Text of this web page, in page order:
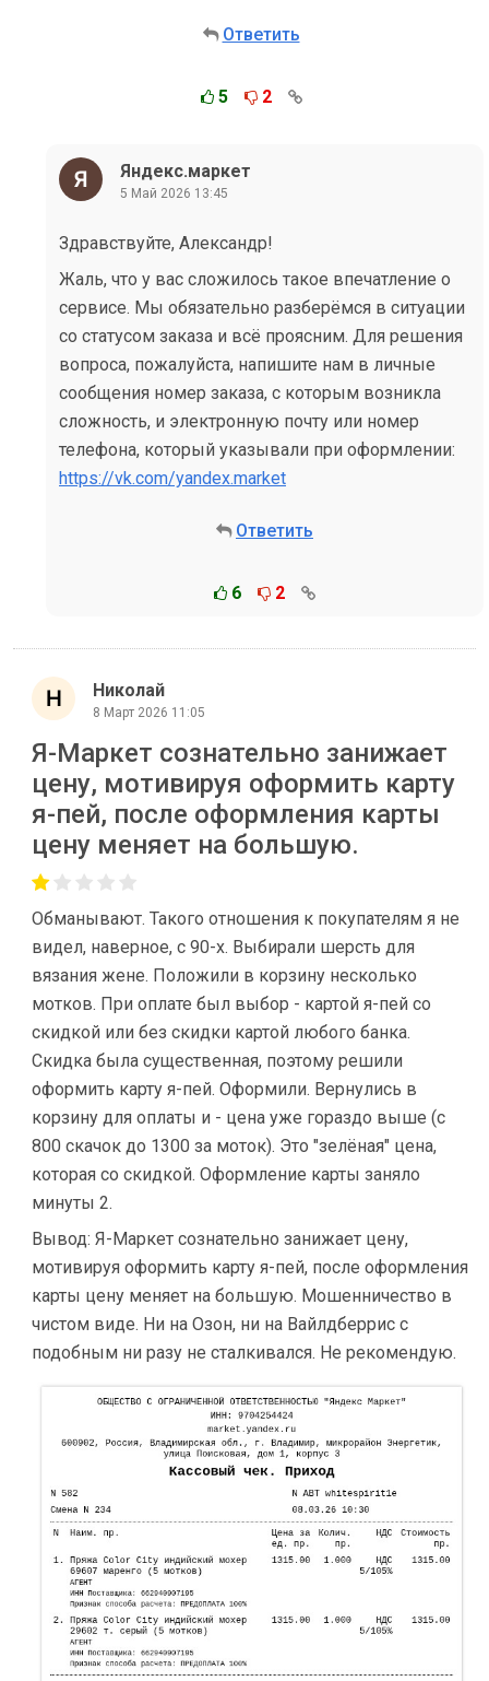
Ответить
5 2
Яндекс.маркет
5 Май 2026 13:45
Здравствуйте, Александр!
Жаль, что у вас сложилось такое впечатление о
сервисе. Мы обязательно разберёмся в ситуации
со статусом заказа и всё проясним. Для решения
вопроса, пожалуйста, напишите нам в личные
сообщения номер заказа, с которым возникла
сложность, и электронную почту или номер
телефона, который указывали при оформлении:
https://vk.com/yandex.market
Ответить
6 2
Николай
8 Март 2026 11:05
Я-Маркет сознательно занижает
цену, мотивируя оформить карту
я-пей, после оформления карты
цену меняет на большую.
Обманывают. Такого отношения к покупателям я не
видел, наверное, с 90-х. Выбирали шерсть для
вязания жене. Положили в корзину несколько
мотков. При оплате был выбор - картой я-пей со
скидкой или без скидки картой любого банка.
Скидка была существенная, поэтому решили
оформить карту я-пей. Оформили. Вернулись в
корзину для оплаты и - цена уже гораздо выше (с
800 скачок до 1300 за моток). Это "зелёная" цена,
которая со скидкой. Оформление карты заняло
минуты 2.
Вывод: Я-Маркет сознательно занижает цену,
мотивируя оформить карту я-пей, после оформления
карты цену меняет на большую. Мошенничество в
чистом виде. Ни на Озон, ни на Вайлдберрис с
подобным ни разу не сталкивался. Не рекомендую.